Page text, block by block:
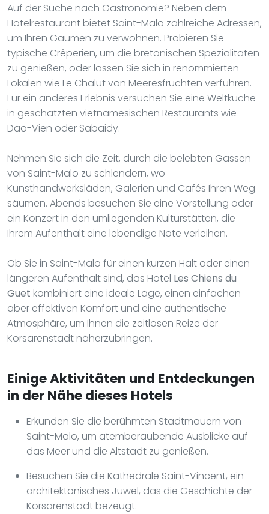
Auf der Suche nach Gastronomie? Neben dem
Hotelrestaurant bietet Saint-Malo zahlreiche Adressen,
um Ihren Gaumen zu verwöhnen. Probieren Sie
typische Crêperien, um die bretonischen Spezialitäten
zu genießen, oder lassen Sie sich in renommierten
Lokalen wie Le Chalut von Meeresfrüchten verführen.
Für ein anderes Erlebnis versuchen Sie eine Weltküche
in geschätzten vietnamesischen Restaurants wie
Dao-Vien oder Sabaidy.
Nehmen Sie sich die Zeit, durch die belebten Gassen
von Saint-Malo zu schlendern, wo
Kunsthandwerksläden, Galerien und Cafés Ihren Weg
säumen. Abends besuchen Sie eine Vorstellung oder
ein Konzert in den umliegenden Kulturstätten, die
Ihrem Aufenthalt eine lebendige Note verleihen.
Ob Sie in Saint-Malo für einen kurzen Halt oder einen
längeren Aufenthalt sind, das Hotel Les Chiens du
Guet kombiniert eine ideale Lage, einen einfachen
aber effektiven Komfort und eine authentische
Atmosphäre, um Ihnen die zeitlosen Reize der
Korsarenstadt näherzubringen.
Einige Aktivitäten und Entdeckungen
in der Nähe dieses Hotels
Erkunden Sie die berühmten Stadtmauern von
Saint-Malo, um atemberaubende Ausblicke auf
das Meer und die Altstadt zu genießen.
Besuchen Sie die Kathedrale Saint-Vincent, ein
architektonisches Juwel, das die Geschichte der
Korsarenstadt bezeugt.